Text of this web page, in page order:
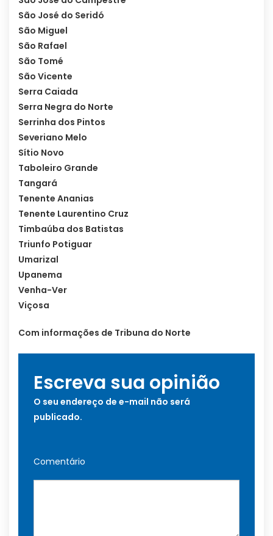
São José do Seridó
São Miguel
São Rafael
São Tomé
São Vicente
Serra Caiada
Serra Negra do Norte
Serrinha dos Pintos
Severiano Melo
Sítio Novo
Taboleiro Grande
Tangará
Tenente Ananias
Tenente Laurentino Cruz
Timbaúba dos Batistas
Triunfo Potiguar
Umarizal
Upanema
Venha-Ver
Viçosa
Com informações de Tribuna do Norte
Escreva sua opinião
O seu endereço de e-mail não será
publicado.
Comentário